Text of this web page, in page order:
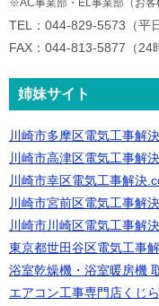
※AC事業部・EL事業部（お客
TEL：044-829-5573（平
FAX：044-813-5877（24
姉妹サイト
川崎市多摩区電気工事解
川崎市高津区電気工事解
川崎市幸区電気工事解決
川崎市宮前区電気工事解
川崎市川崎区電気工事解
東京都世田谷区電気工事
浴室乾燥機・浴室暖房機
エアコン工事専門店くじ